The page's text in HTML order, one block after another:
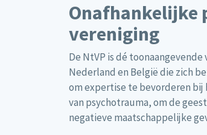
Onafhankelijke
vereniging
De NtVP is dé
Nederland en België die zich
om expertise te bevorderen bij
van psychotrauma, om de
negatieve maatschappelijke